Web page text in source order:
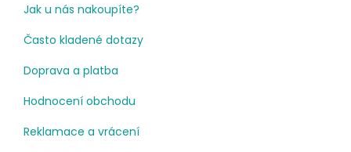
Jak u nás nakoupíte?
Často kladené dotazy
Doprava a platba
Hodnocení obchodu
Reklamace a vrácení